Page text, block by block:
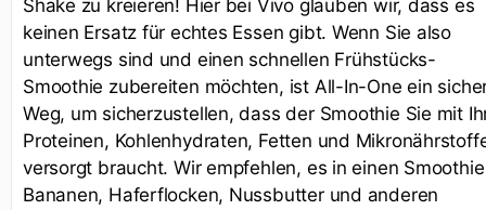
Shake zu kreieren! Hier bei Vivo glauben wir, dass es
keinen Ersatz für echtes Essen gibt. Wenn Sie also
unterwegs sind und einen schnellen Frühstücks-
Smoothie zubereiten möchten, ist All-In-One ein
Weg, um sicherzustellen, dass der Smoothie Sie mit
Proteinen, Kohlenhydraten, Fetten und
versorgt braucht. Wir empfehlen, es in einen
Bananen, Haferflocken, Nussbutter und anderen